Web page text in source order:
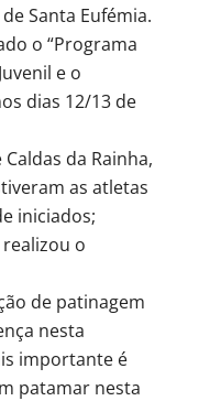
Santa Eufémia.
o “Programa
e o
dias 12/13 de
da Rainha,
as atletas
iniciados;
o
de patinagem
nesta
importante é
patamar nesta